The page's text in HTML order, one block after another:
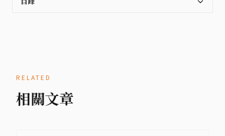
RELATED
相關文章